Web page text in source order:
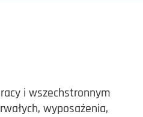
i wszechstronnym
wyposażenia,